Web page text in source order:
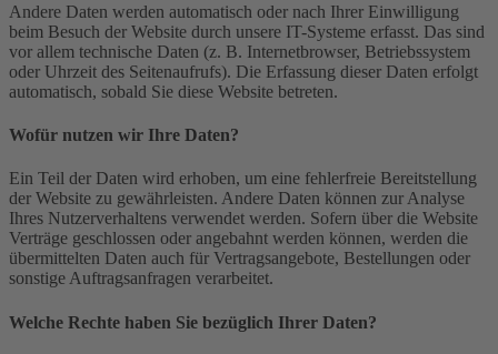
Andere Daten werden automatisch oder nach Ihrer Einwilligung
beim Besuch der Website durch unsere IT-Systeme erfasst. Das sind
vor allem technische Daten (z. B. Internetbrowser, Betriebssystem
oder Uhrzeit des Seitenaufrufs). Die Erfassung dieser Daten erfolgt
automatisch, sobald Sie diese Website betreten.
Wofür nutzen wir Ihre Daten?
Ein Teil der Daten wird erhoben, um eine fehlerfreie Bereitstellung
der Website zu gewährleisten. Andere Daten können zur Analyse
Ihres Nutzerverhaltens verwendet werden. Sofern über die Website
Verträge geschlossen oder angebahnt werden können, werden die
übermittelten Daten auch für Vertragsangebote, Bestellungen oder
sonstige Auftragsanfragen verarbeitet.
Welche Rechte haben Sie bezüglich Ihrer Daten?